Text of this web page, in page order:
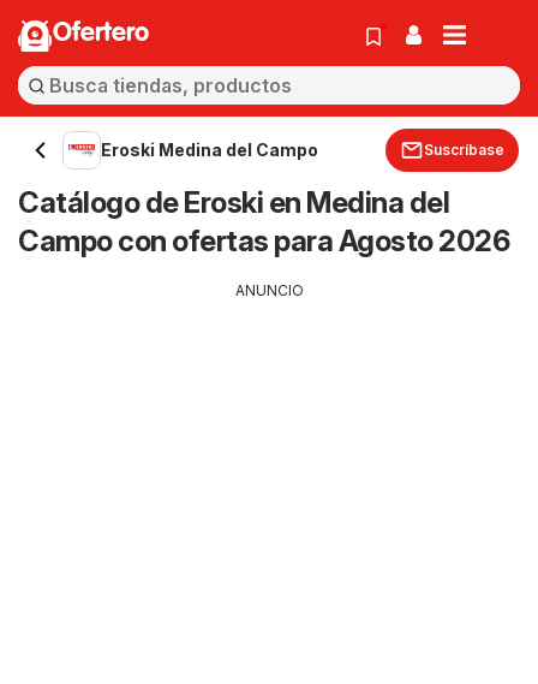
Ofertero
Eroski Medina del Campo Suscríbase
Catálogo de Eroski en Medina del
Campo con ofertas para Agosto 2026
ANUNCIO